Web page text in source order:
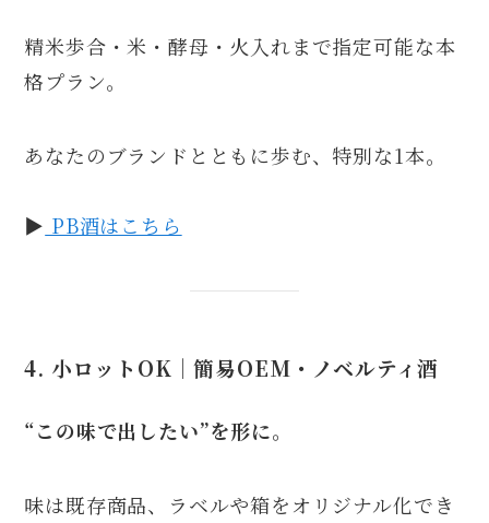
精米歩合・米・酵母・火入れまで指定可能な本
格プラン。
あなたのブランドとともに歩む、特別な1本。
▶︎ PB酒はこちら
4. 小ロットOK｜簡易OEM・ノベルティ酒
“この味で出したい”を形に。
味は既存商品、ラベルや箱をオリジナル化でき